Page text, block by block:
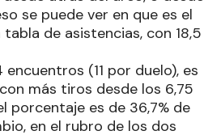
se puede ver en que es el
de asistencias, con 18,5
(11 por duelo), es
más tiros desde los 6,75
porcentaje es de 36,7% de
en el rubro de los dos